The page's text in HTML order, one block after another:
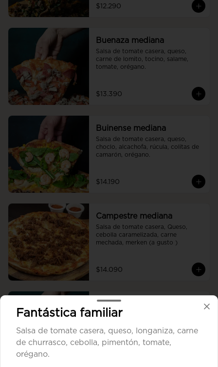
$12.290
Buenaza mediana
Salsa de tomate casera, queso,
carne de lomito, tocino, salame,
tomate, orégano.
$13.390
Buinense mediana
Salsa de tomate casera, queso,
choclo, alcachofa, rúcula, colitas de
camarón, orégano.
$14.190
Campestre mediana
Salsa de tomate casera, Queso,
cebolla caramelizada, carne
mechada, merken (a gusto )
$14.090
Chacarera mediana
Salsa de tomate casera, queso,
oro, tomate.
Fantástica familiar
Salsa de tomate casera, queso, longaniza, carne
de churrasco, cebolla, pimentón, tomate,
orégano.